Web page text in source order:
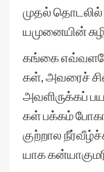
முதல் தொடலில்
யமுனையின்
கங்கை
கள், அவரைச்
அவளிருக்கப்
கள் பக்கம்
குற்றால
யாக